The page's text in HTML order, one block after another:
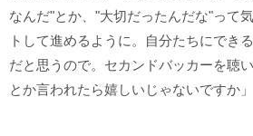
なんだ"とか、"大切だったんだな"って
トして進めるように。自分たちにでき
だと思うので。セカンドバッカーを聴
とか言われたら嬉しいじゃないですか」